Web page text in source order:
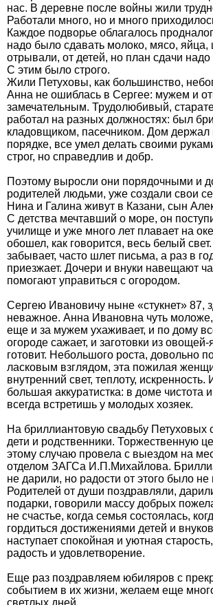
нас. В деревне после войны жили
Работали много, но и много
Каждое подворье облагалось
надо было сдавать молоко, мясо, яйца,
отрывали, от детей, но план сдачи
С этим было строго.
Жили Петуховы, как большинство,
Анна не ошиблась в Сергее: мужем и
замечательным. Трудолюбивый,
работал на разных должностях: был
кладовщиком, пасечником. Дом держал
порядке, все умел делать своими
строг, но справедлив и добр.
Поэтому выросли они порядочными и
родителей людьми, уже создали свои
Нина и Галина живут в Казани, сын
С детства мечтавший о море, он
училище и уже много лет плавает на
обошел, как говорится, весь белый
забывает, часто шлет письма, а раз в
приезжает. Дочери и внуки навещают
помогают управиться с огородом.
Сергею Ивановичу ныне «стукнет» 87,
неважное. Анна Ивановна чуть
еще и за мужем ухаживает, и по дому
огороде сажает, и заготовки из овощей-
готовит. Небольшого роста, довольно
ласковым взглядом, эта пожилая
внутренний свет, теплоту, искренность.
большая аккуратистка: в доме чистота
всегда встретишь у молодых хозяек.
На бриллиантовую свадьбу Петуховых
дети и родственники. Торжественную
этому случаю провела с выездом на
отделом ЗАГСа И.П.Михайлова.
не дарили, но радости от этого было
Родителей от души поздравляли,
подарки, говорили массу добрых
не счастье, когда семья состоялась,
гордиться достижениями детей и
наступает спокойная и уютная
радость и удовлетворение.
Еще раз поздравляем юбиляров с
событием в их жизни, желаем еще